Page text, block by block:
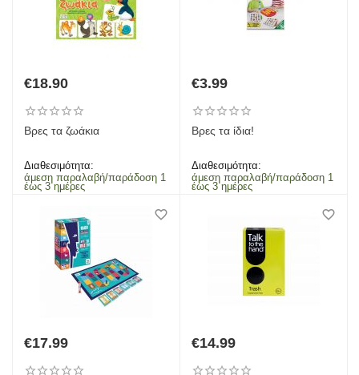
€18.90
Βρες τα ζωάκια
Διαθεσιμότητα:
άμεση παραλαβή/παράδοση 1
έως 3 ημέρες
€3.99
Βρες τα ίδια!
Διαθεσιμότητα:
άμεση παραλαβή/παράδοση 1
έως 3 ημέρες
€17.99 €14.99